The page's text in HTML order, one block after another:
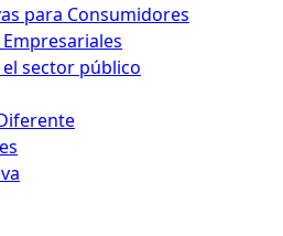
para Consumidores
sector público